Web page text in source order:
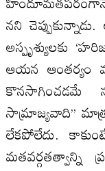
నని
అస్పృశ్యులకు
ఆయన ఆంతర్యం
కొనసాగించడమే
సామ్రాజ్యవాది’’
లేకపోలేదు.